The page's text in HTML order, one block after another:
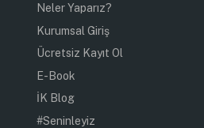
Neler Yaparız?
Kurumsal Giriş
Ücretsiz Kayıt Ol
E-Book
İK Blog
#Seninleyiz